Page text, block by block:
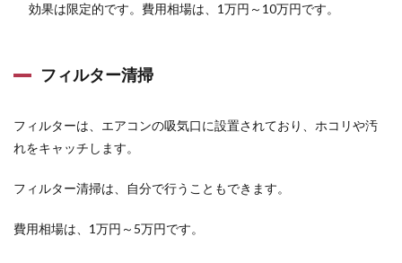
効果は限定的です。費用相場は、1万円～10万円です。
フィルター清掃
フィルターは、エアコンの吸気口に設置されており、ホコリや汚
れをキャッチします。
フィルター清掃は、自分で行うこともできます。
費用相場は、1万円～5万円です。